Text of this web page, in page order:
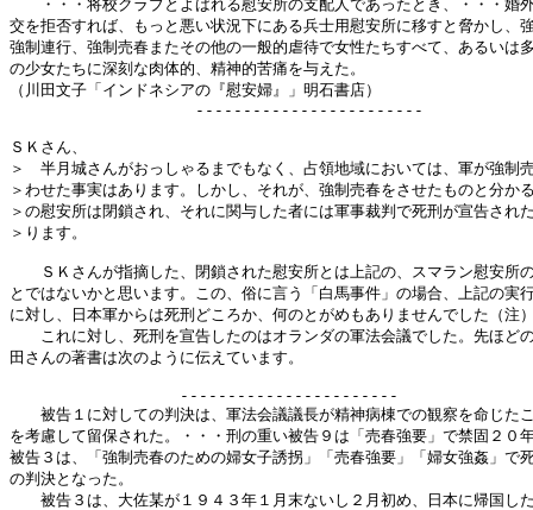
・・・将校クラブとよばれる慰安所の支配人であったとき、・・・婚
交を拒否すれば、もっと悪い状況下にある兵士用慰安所に移すと脅かし、
強制連行、強制売春またその他の一般的虐待で女性たちすべて、あるいは
の少女たちに深刻な肉体的、精神的苦痛を与えた。
（川田文子「インドネシアの『慰安婦』」明石書店）
------------------------
ＳＫさん、
＞　半月城さんがおっしゃるまでもなく、占領地域においては、軍が強制
＞わせた事実はあります。しかし、それが、強制売春をさせたものと分か
＞の慰安所は閉鎖され、それに関与した者には軍事裁判で死刑が宣告され
＞ります。
ＳＫさんが指摘した、閉鎖された慰安所とは上記の、スマラン慰安所
とではないかと思います。この、俗に言う「白馬事件」の場合、上記の実
に対し、日本軍からは死刑どころか、何のとがめもありませんでした（注
これに対し、死刑を宣告したのはオランダの軍法会議でした。先ほど
田さんの著書は次のように伝えています。
-----------------------
被告１に対しての判決は、軍法会議議長が精神病棟での観察を命じた
を考慮して留保された。・・・刑の重い被告９は「売春強要」で禁固２０
被告３は、「強制売春のための婦女子誘拐」「売春強要」「婦女強姦」で
の判決となった。
被告３は、大佐某が１９４３年１月末ないし２月初め、日本に帰国し